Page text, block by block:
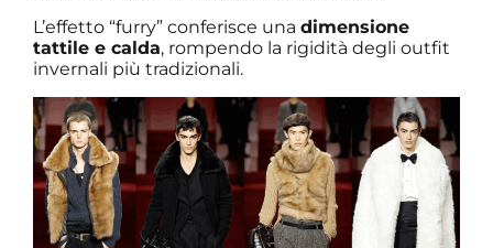
L’effetto “furry” conferisce una dimensione
tattile e calda, rompendo la rigidità degli outfit
invernali più tradizionali.